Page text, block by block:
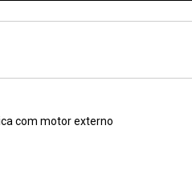
com motor externo